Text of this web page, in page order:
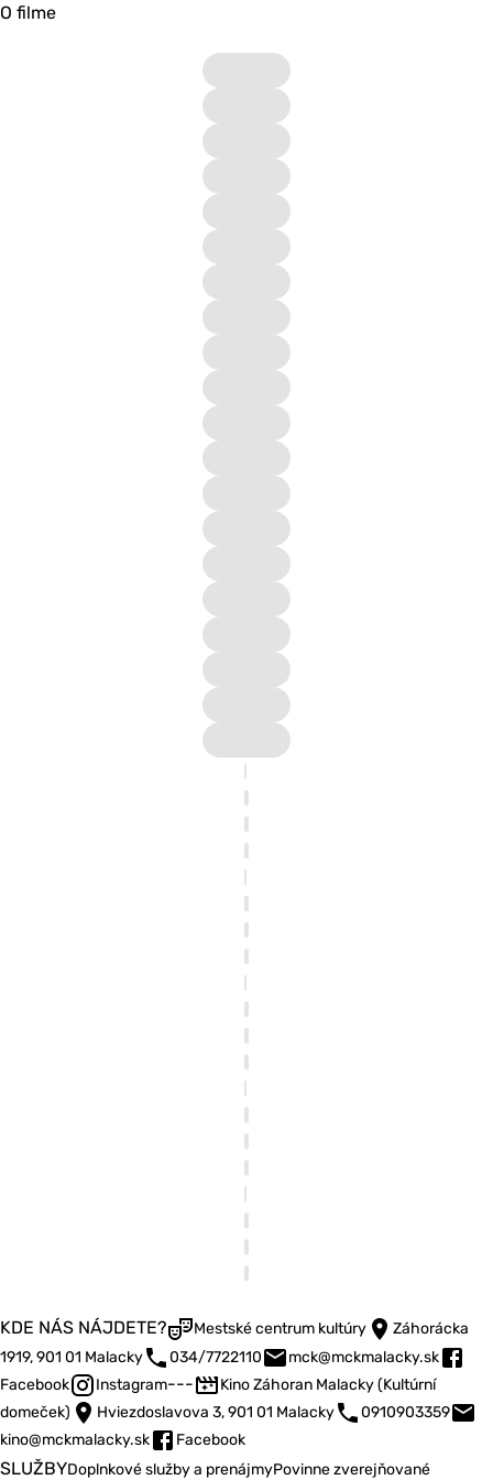
O filme
KDE NÁS NÁJDETE? Mestské centrum kultúry
Záhorácka
1919, 901 01 Malacky
034/7722110
mck@mckmalacky.sk
Facebook
Instagram---
Kino Záhoran Malacky (Kultúrní
domeček)
Hviezdoslavova 3, 901 01 Malacky
0910903359
kino@mckmalacky.sk
Facebook
SLUŽBYDoplnkové služby a prenájmyPovinne zverejňované